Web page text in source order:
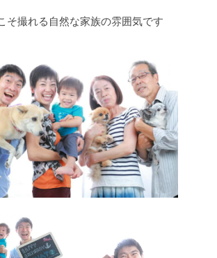
そ撮れる自然な家族の雰囲気です